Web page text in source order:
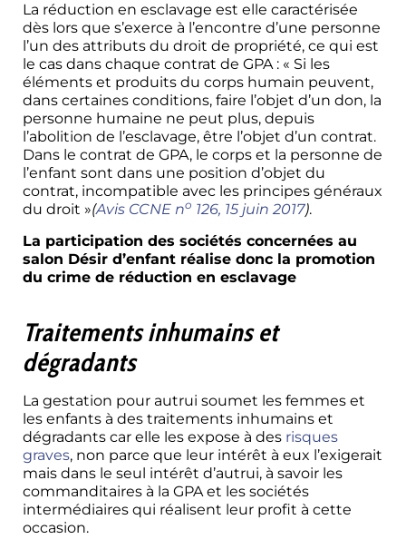
La réduction en esclavage est elle caractérisée
dès lors que s’exerce à l’encontre d’une personne
l’un des attributs du droit de propriété, ce qui est
le cas dans chaque contrat de GPA : « Si les
éléments et produits du corps humain peuvent,
dans certaines conditions, faire l’objet d’un don, la
personne humaine ne peut plus, depuis
l’abolition de l’esclavage, être l’objet d’un contrat.
Dans le contrat de GPA, le corps et la personne de
l’enfant sont dans une position d’objet du
contrat, incompatible avec les principes généraux
du droit »(Avis CCNE no 126, 15 juin 2017).
La participation des sociétés concernées au
salon Désir d’enfant réalise donc la promotion
du crime de réduction en esclavage
Traitements inhumains et
dégradants
La gestation pour autrui soumet les femmes et
les enfants à des traitements inhumains et
dégradants car elle les expose à des risques
graves, non parce que leur intérêt à eux l’exigerait
mais dans le seul intérêt d’autrui, à savoir les
commanditaires à la GPA et les sociétés
intermédiaires qui réalisent leur profit à cette
occasion.